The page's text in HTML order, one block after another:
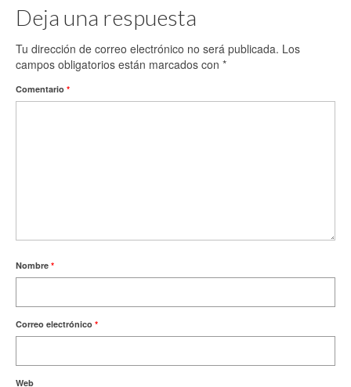
Deja una respuesta
Tu dirección de correo electrónico no será publicada. Los
campos obligatorios están marcados con *
Comentario *
Nombre *
Correo electrónico *
Web